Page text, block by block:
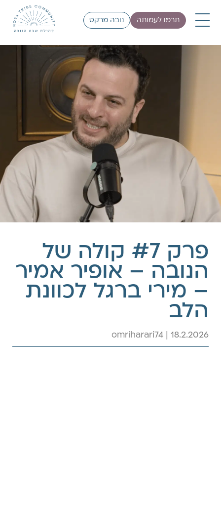
תרמו לעמותה נובה מרקט
פרק #7 קולה של
הנובה – אופיר אמיר
– מירי ברגל לכוונת
הלב
omriharari74 | 18.2.2026